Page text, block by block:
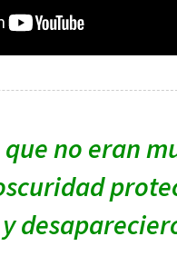
no eran